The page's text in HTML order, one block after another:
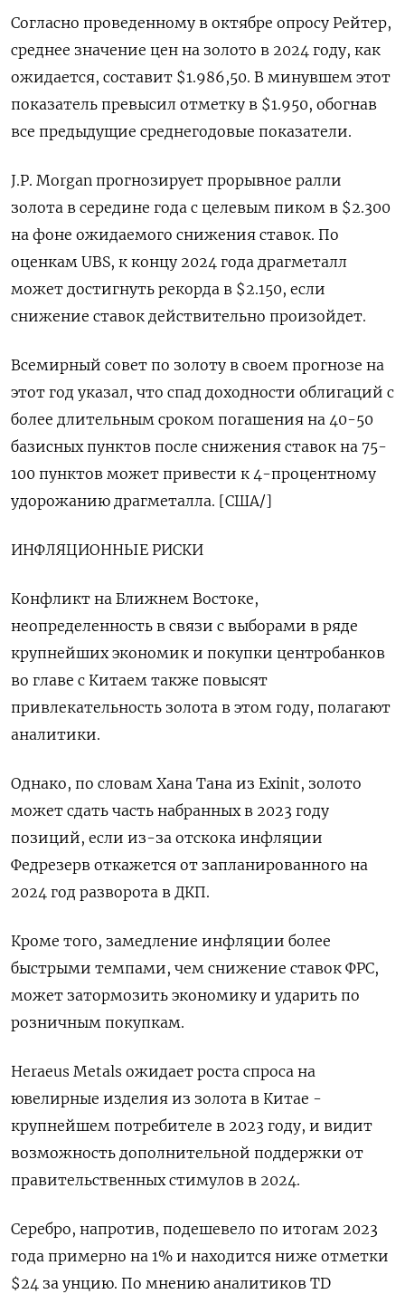
Согласно проведенному в октябре опросу Рейтер,
среднее значение цен на золото в 2024 году, как
ожидается, составит $1.986,50. В минувшем этот
показатель превысил отметку в $1.950, обогнав
все предыдущие среднегодовые показатели.
J.P. Morgan прогнозирует прорывное ралли
золота в середине года с целевым пиком в $2.300
на фоне ожидаемого снижения ставок. По
оценкам UBS, к концу 2024 года драгметалл
может достигнуть рекорда в $2.150, если
снижение ставок действительно произойдет.
Всемирный совет по золоту в своем прогнозе на
этот год указал, что спад доходности облигаций с
более длительным сроком погашения на 40-50
базисных пунктов после снижения ставок на 75-
100 пунктов может привести к 4-процентному
удорожанию драгметалла. [США/]
ИНФЛЯЦИОННЫЕ РИСКИ
Конфликт на Ближнем Востоке,
неопределенность в связи с выборами в ряде
крупнейших экономик и покупки центробанков
во главе с Китаем также повысят
привлекательность золота в этом году, полагают
аналитики.
Однако, по словам Хана Тана из Exinit, золото
может сдать часть набранных в 2023 году
позиций, если из-за отскока инфляции
Федрезерв откажется от запланированного на
2024 год разворота в ДКП.
Кроме того, замедление инфляции более
быстрыми темпами, чем снижение ставок ФРС,
может затормозить экономику и ударить по
розничным покупкам.
Heraeus Metals ожидает роста спроса на
ювелирные изделия из золота в Китае -
крупнейшем потребителе в 2023 году, и видит
возможность дополнительной поддержки от
правительственных стимулов в 2024.
Серебро, напротив, подешевело по итогам 2023
года примерно на 1% и находится ниже отметки
$24 за унцию. По мнению аналитиков TD